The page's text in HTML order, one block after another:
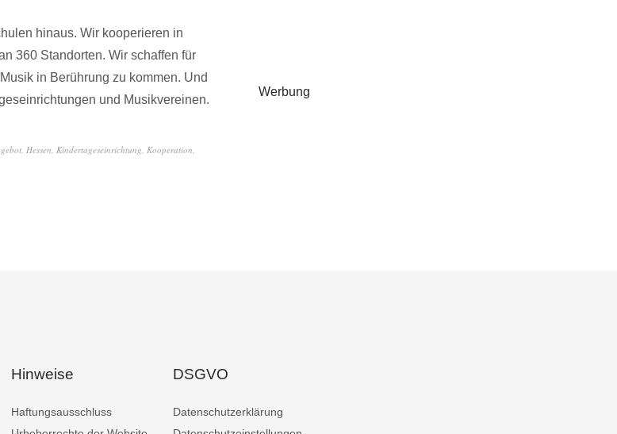
hinaus. Wir kooperieren in
360 Standorten. Wir schaffen für
in Berührung zu kommen. Und
und Musikvereinen.
Hessen Kindertageseinrichtung Kooperation
Werbung
Hinweise
Haftungsausschluss
DSGVO
Datenschutzerklärung